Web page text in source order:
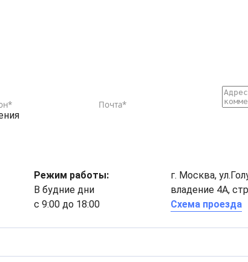
Режим работы:
В будние дни
с 9:00 до 18:00
г. Москва,
владение 4А,
Схема проезда